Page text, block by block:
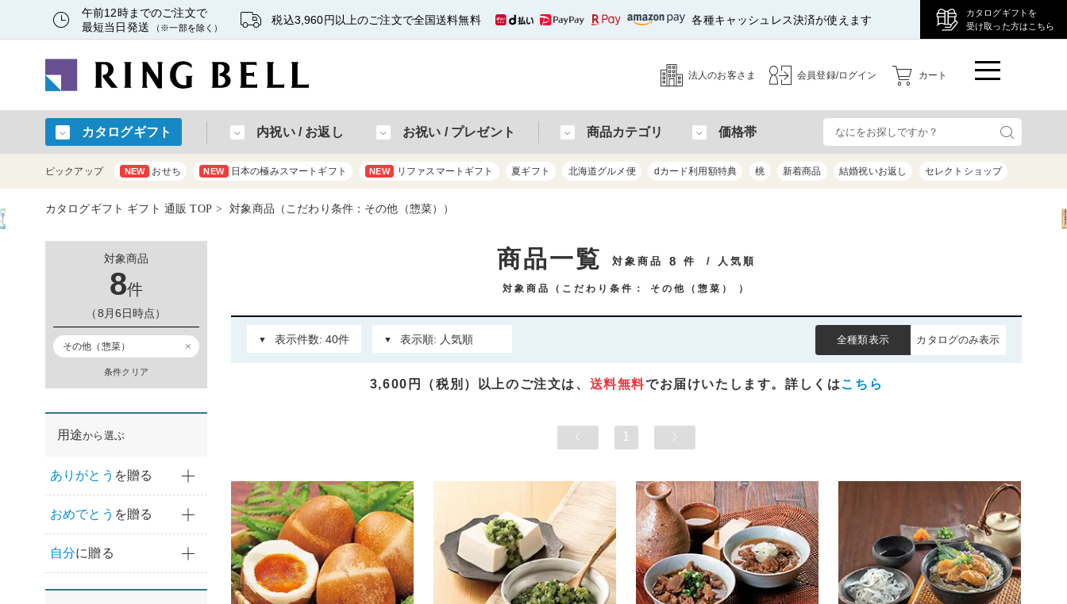
午前12時までのご注文で
最短当日発送
（※一部を除く）
税込3,960円以上のご注文で全国送料無料 各種キャッシュレス決済が使えます
カタログギフトを
受け取った方はこちら
法人のお客さま 会員登録/ログイン カート
カタログギフト 内祝い / お返し お祝い / プレゼント 商品カテゴリ 価格帯
ピックアップ NEW おせち NEW 日本の極みスマートギフト NEW リファスマートギフト 夏ギフト 北海道グルメ便 dカード利用額特典 桃 新着商品 結婚祝いお返し セレクトショップ
カタログギフト ギフト 通販 TOP 対象商品（こだわり条件：その他（惣菜））
対象商品
8件
（8月6日時点）
その他（惣菜）
条件クリア
用途から選ぶ
ありがとう を贈る
おめでとう を贈る
自分に贈る
商品一覧 対象商品 8 件 / 人気順
対象商品（こだわり条件： その他（惣菜） ）
全種類表示 カタログのみ表示
3,600円（税別）以上のご注文は、 送料無料でお届けいたします。詳しくはこちら
1